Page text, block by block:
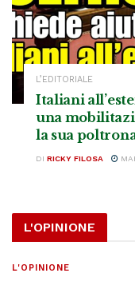
L’EDITORIALE
Italiani
una
la sua
DI RICKY FILOSA
L'OPINIONE
L'OPINIONE